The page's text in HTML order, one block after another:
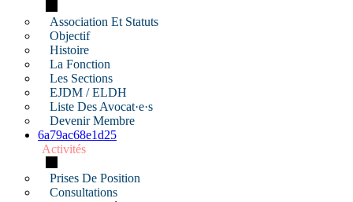
Association Et Statuts
Objectif
Histoire
La Fonction
Les Sections
EJDM / ELDH
Liste Des Avocat·e·s
Devenir Membre
6a79ac68e1d25
Activités
Prises De Position
Consultations